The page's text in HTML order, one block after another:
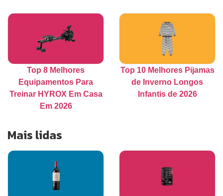
Top 8 Melhores
Equipamentos Para
Treinar HYROX Em Casa
Em 2026
Top 10 Melhores Pijamas
de Inverno Longos
Infantis de 2026
Mais lidas